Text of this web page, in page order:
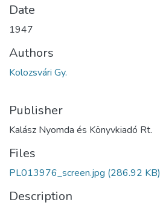
Date
1947
Authors
Kolozsvári Gy.
Publisher
Kalász Nyomda és Könyvkiadó Rt.
Files
PL013976_screen.jpg (286.92 KB)
Description